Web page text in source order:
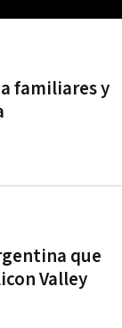
familiares y
que
Valley